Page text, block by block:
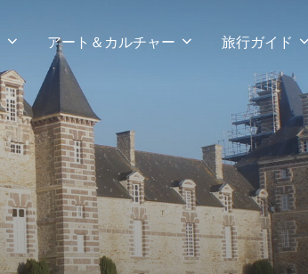
アート＆カルチャー 旅行ガイド